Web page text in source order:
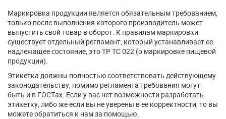
Маркировка продукции является обязательным требованием,
только после выполнения которого производитель может
выпустить свой товар в оборот. К правилам маркировки
существует отдельный регламент, который устанавливает ее
надлежащее состояние, это ТР ТС 022 (о маркировке пищевой
продукции).
Этикетка должны полностью соответствовать действующему
законодательству, помимо регламента требования могут
быть и в ГОСТах. Если у вас нет возможности разработать
этикетку, либо же если вы не уверены в ее корректности, то вы
можете обратиться к нам за помощью.